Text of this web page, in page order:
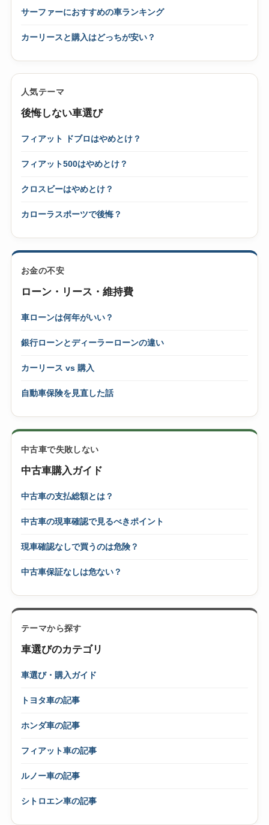
サーファーにおすすめの車ランキング
カーリースと購入はどっちが安い？
人気テーマ
後悔しない車選び
フィアット ドブロはやめとけ？
フィアット500はやめとけ？
クロスビーはやめとけ？
カローラスポーツで後悔？
お金の不安
ローン・リース・維持費
車ローンは何年がいい？
銀行ローンとディーラーローンの違い
カーリース vs 購入
自動車保険を見直した話
中古車で失敗しない
中古車購入ガイド
中古車の支払総額とは？
中古車の現車確認で見るべきポイント
現車確認なしで買うのは危険？
中古車保証なしは危ない？
テーマから探す
車選びのカテゴリ
車選び・購入ガイド
トヨタ車の記事
ホンダ車の記事
フィアット車の記事
ルノー車の記事
シトロエン車の記事